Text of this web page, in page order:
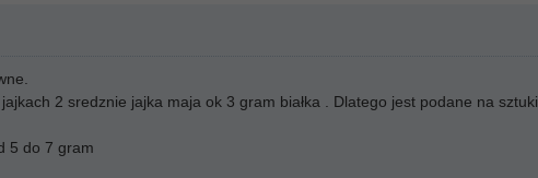
2 sredznie jajka maja ok 3 gram białka . Dlatego jest podane na sztuki
5 do 7 gram